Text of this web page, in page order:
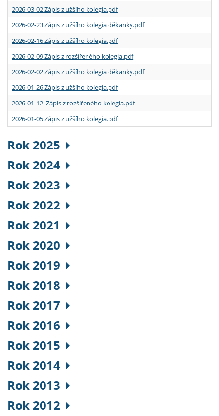
2026-03-02 Zápis z užšího kolegia.pdf
2026-02-23 Zápis z užšího kolegia děkanky.pdf
2026-02-16 Zápis z užšího kolegia.pdf
2026-02-09 Zápis z rozšířeného kolegia.pdf
2026-02-02 Zápis z užšího kolegia děkanky.pdf
2026-01-26 Zápis z užšího kolegia.pdf
2026-01-12 Zápis z rozšířeného kolegia.pdf
2026-01-05 Zápis z užšího kolegia.pdf
Rok 2025
Rok 2024
Rok 2023
Rok 2022
Rok 2021
Rok 2020
Rok 2019
Rok 2018
Rok 2017
Rok 2016
Rok 2015
Rok 2014
Rok 2013
Rok 2012